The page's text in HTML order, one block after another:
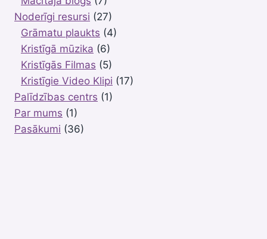
Noderīgi resursi (27)
Grāmatu plaukts (4)
Kristīgā mūzika (6)
Kristīgās Filmas (5)
Kristīgie Video Klipi (17)
Palīdzības centrs (1)
Par mums (1)
Pasākumi (36)